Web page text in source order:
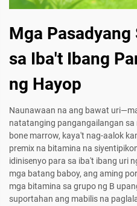
Mga Pasadyang
sa Iba't Ibang
ng Hayop
Naunawaan na ang bawat
natatanging pangangailangan
bone marrow, kaya't nag-aalok
premix na bitamina na
idinisenyo para sa iba't ibang uri
mga batang baboy, ang aming
mga bitamina sa grupo ng B
suportahan ang mabilis na